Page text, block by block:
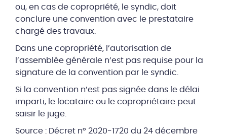
ou, en cas de copropriété, le syndic, doit
conclure une convention avec le prestataire
chargé des travaux.
Dans une copropriété, l’autorisation de
l’assemblée générale n’est pas requise pour la
signature de la convention par le syndic.
Si la convention n’est pas signée dans le délai
imparti, le locataire ou le copropriétaire peut
saisir le juge.
Source : Décret n° 2020-1720 du 24 décembre